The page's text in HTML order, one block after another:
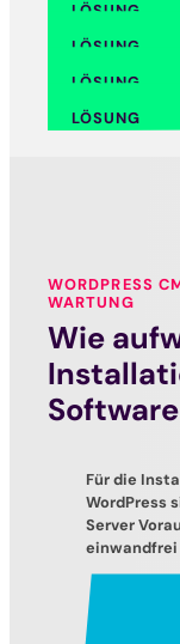
LÖSUNG
Professionelle
LÖSUNG
Mit einer
Vereinswebsite
LÖSUNG
LÖSUNG
Webshop
WORDPRESS
WARTUNG
Wie
Software
Für die
WordPress
Server